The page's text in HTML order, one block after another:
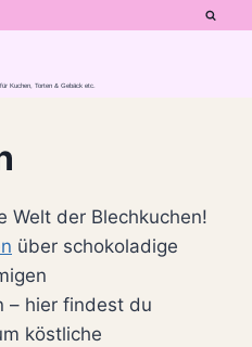
Kuchen, Torten & Gebäck etc.
Welt der Blechkuchen!
über schokoladige
– hier findest du
köstliche